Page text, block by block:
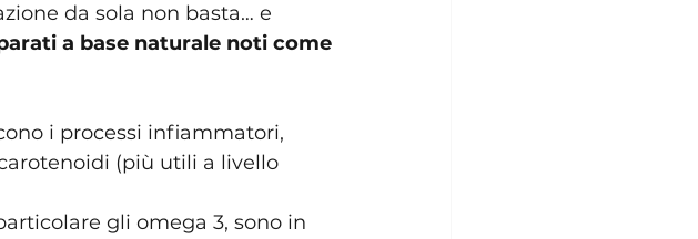
da sola non basta… e
a base naturale noti come
i processi infiammatori,
(più utili a livello
gli omega 3, sono in